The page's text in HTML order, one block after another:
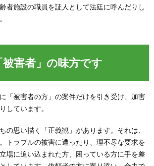
者施設の職員を証人として法廷に呼んだりし
害者」の味方です
「被害者の方」の案件だけを引き受け、加害
しています。
の思い描く「正義観」があります。それは、
トラブルの被害に遭ったり、理不尽な要求を
場に追い込まれた方、困っている方に手を差